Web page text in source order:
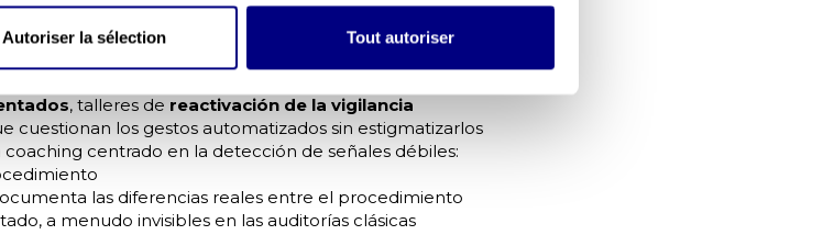
Autoriser la sélection Tout autoriser
temporal, un acompañamiento reforzado
, talleres de reactivación de la vigilancia
cuestionan los gestos automatizados sin estigmatizarlos
coaching centrado en la detección de señales débiles:
las diferencias reales entre el procedimiento
a menudo invisibles en las auditorías clásicas